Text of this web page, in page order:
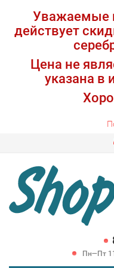
Уважаемые
действует
Цена не
указана в
Пн—Пт